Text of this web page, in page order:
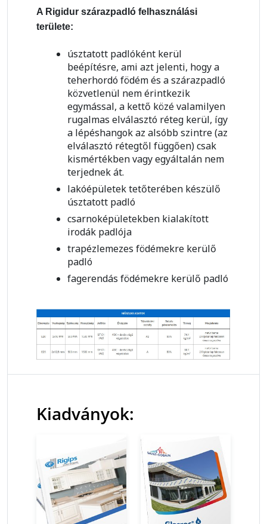
A Rigidur szárazpadló felhasználási
területe:
úsztatott padlóként kerül
beépítésre, ami azt jelenti, hogy a
teherhordó födém és a szárazpadló
közvetlenül nem érintkezik
egymással, a kettő közé valamilyen
rugalmas elválasztó réteg kerül, így
a lépéshangok az alsóbb szintre (az
elválasztó rétegtől függően) csak
kismértékben vagy egyáltalán nem
terjednek át.
lakóépületek tetőterében készülő
úsztatott padló
csarnoképületekben kialakított
irodák padlója
trapézlemezes födémekre kerülő
padló
fagerendás födémekre kerülő padló
Kiadványok: